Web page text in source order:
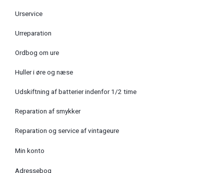
Urservice
Urreparation
Ordbog om ure
Huller i øre og næse
Udskiftning af batterier indenfor 1/2 time
Reparation af smykker
Reparation og service af vintageure
Min konto
Adressebog